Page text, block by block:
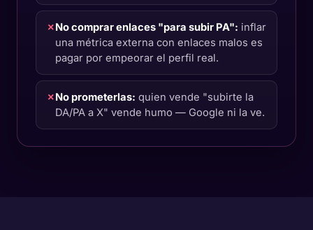
✗No comprar enlaces "para subir PA": inflar
una métrica externa con enlaces malos es
pagar por empeorar el perfil real.
✗No prometerlas: quien vende "subirte la
DA/PA a X" vende humo — Google ni la ve.